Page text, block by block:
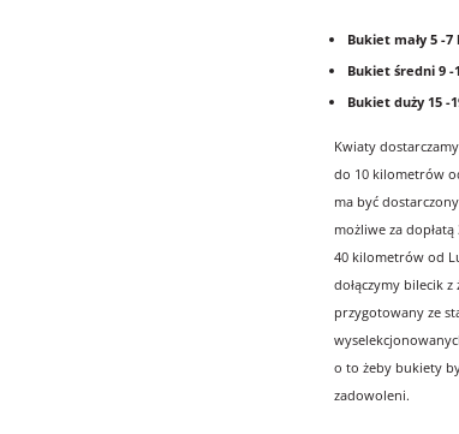
Bukiet mały 5 -
Bukiet średni 9
Bukiet duży 15
Kwiaty
do 10 kilometrów
ma być
możliwe za
40 kilometrów od
dołączymy bilecik
przygotowany ze
o to żeby bukiety
zadowoleni.